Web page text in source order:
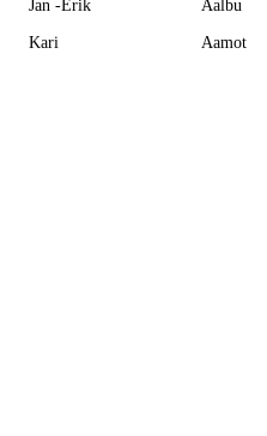
Jan -Erik Aalbu
Kari Aamot